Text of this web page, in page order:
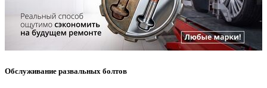
Обслуживание развальных болтов